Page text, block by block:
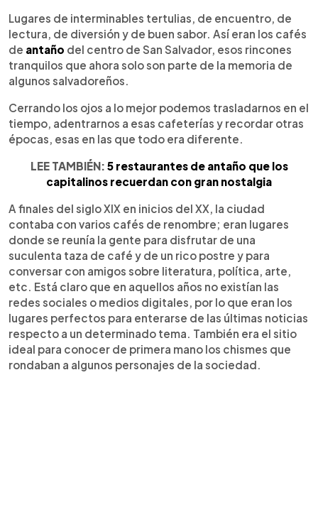
Escuchar artículo
Lugares de interminables tertulias, de encuentro, de
lectura, de diversión y de buen sabor. Así eran los cafés
de antaño del centro de San Salvador, esos rincones
tranquilos que ahora solo son parte de la memoria de
algunos salvadoreños.
Cerrando los ojos a lo mejor podemos trasladarnos en el
tiempo, adentrarnos a esas cafeterías y recordar otras
épocas, esas en las que todo era diferente.
LEE TAMBIÉN: 5 restaurantes de antaño que los
capitalinos recuerdan con gran nostalgia
A finales del siglo XIX en inicios del XX, la ciudad
contaba con varios cafés de renombre; eran lugares
donde se reunía la gente para disfrutar de una
suculenta taza de café y de un rico postre y para
conversar con amigos sobre literatura, política, arte,
etc. Está claro que en aquellos años no existían las
redes sociales o medios digitales, por lo que eran los
lugares perfectos para enterarse de las últimas noticias
respecto a un determinado tema. También era el sitio
ideal para conocer de primera mano los chismes que
rondaban a algunos personajes de la sociedad.